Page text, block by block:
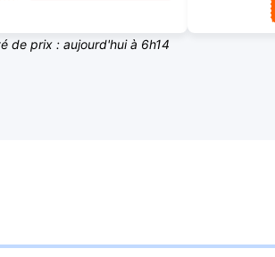
de prix : aujourd'hui à 6h14